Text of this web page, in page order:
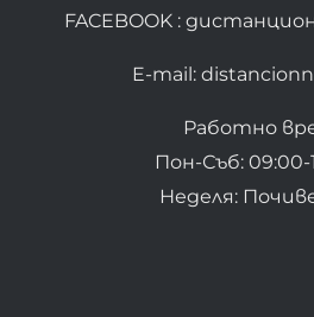
FACEBOOK :
E-mail:
Работно
Пон-Съб: 09:00-
Неделя: